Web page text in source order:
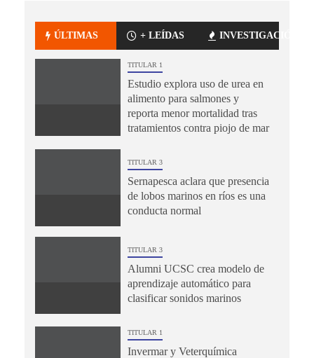
ÚLTIMAS + LEÍDAS INVESTIGACIÓN
TITULAR 1
Estudio explora uso de urea en
alimento para salmones y
reporta menor mortalidad tras
tratamientos contra piojo de mar
TITULAR 3
Sernapesca aclara que presencia
de lobos marinos en ríos es una
conducta normal
TITULAR 3
Alumni UCSC crea modelo de
aprendizaje automático para
clasificar sonidos marinos
TITULAR 1
Invermar y Veterquímica